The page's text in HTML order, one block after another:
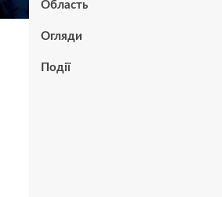
Область
Огляди
Події